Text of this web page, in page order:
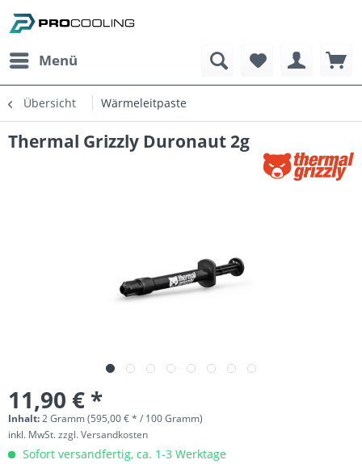
Menü
Übersicht Wärmeleitpaste
Thermal Grizzly Duronaut 2g
11,90 € *
Inhalt:2 Gramm (595,00 € * / 100 Gramm)
inkl. MwSt.zzgl. Versandkosten
Sofort versandfertig, ca. 1-3 Werktage